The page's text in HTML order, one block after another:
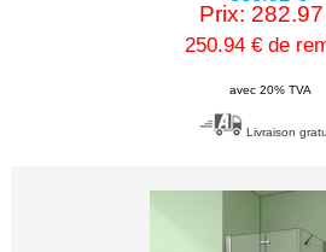
Prix:
250.94 € de
avec 20% TVA
Livraison